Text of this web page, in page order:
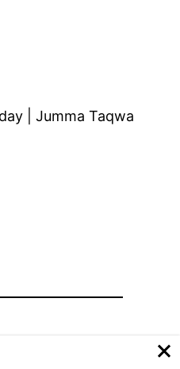
| Jumma Taqwa